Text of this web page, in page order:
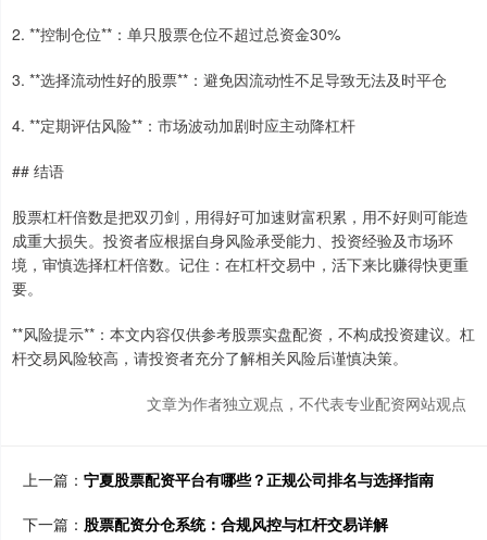
2. **控制仓位**：单只股票仓位不超过总资金30%
3. **选择流动性好的股票**：避免因流动性不足导致无法及时平仓
4. **定期评估风险**：市场波动加剧时应主动降杠杆
## 结语
股票杠杆倍数是把双刃剑，用得好可加速财富积累，用不好则可能造
成重大损失。投资者应根据自身风险承受能力、投资经验及市场环
境，审慎选择杠杆倍数。记住：在杠杆交易中，活下来比赚得快更重
要。
**风险提示**：本文内容仅供参考股票实盘配资，不构成投资建议。杠
杆交易风险较高，请投资者充分了解相关风险后谨慎决策。
文章为作者独立观点，不代表专业配资网站观点
上一篇： 宁夏股票配资平台有哪些？正规公司排名与选择指南
下一篇： 股票配资分仓系统：合规风控与杠杆交易详解